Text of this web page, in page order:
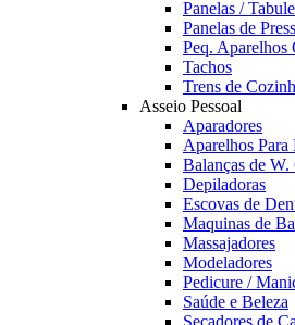
Panelas /
Panelas de
Peq. Aparelhos
Tachos
Trens de
Asseio Pessoal
Aparadores
Aparelhos Para
Balanças de W.
Depiladoras
Escovas de
Maquinas de
Massajadores
Modeladores
Pedicure /
Saúde e Beleza
Secadores de